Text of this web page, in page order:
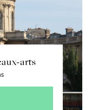
arts